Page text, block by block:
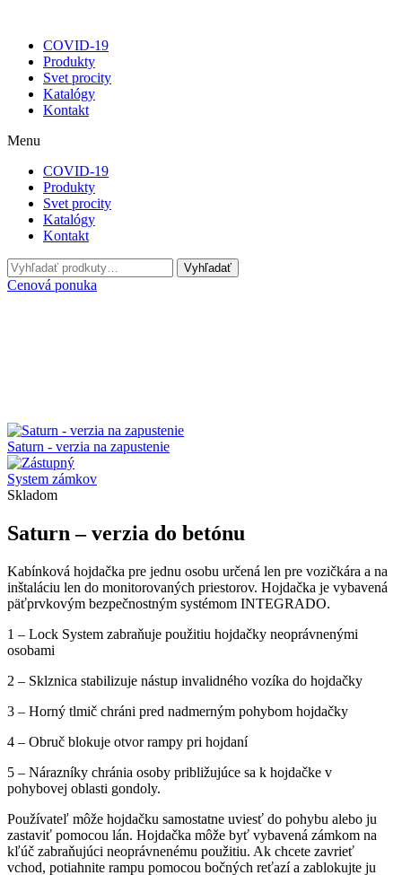
COVID-19
Produkty
Svet procity
Katalógy
Kontakt
Menu
COVID-19
Produkty
Svet procity
Katalógy
Kontakt
Hľadať:
Vyhľadať
Cenová ponuka
Saturn - verzia na zapustenie
System zámkov
Skladom
Saturn – verzia do betónu
Kabínková hojdačka pre jednu osobu určená len pre vozičkára a na
inštaláciu len do monitorovaných priestorov. Hojdačka je vybavená
päťprvkovým bezpečnostným systémom INTEGRADO.
1 – Lock System zabraňuje použitiu hojdačky neoprávnenými
osobami
2 – Sklznica stabilizuje nástup invalidného vozíka do hojdačky
3 – Horný tlmič chráni pred nadmerným pohybom hojdačky
4 – Obruč blokuje otvor rampy pri hojdaní
5 – Nárazníky chránia osoby približujúce sa k hojdačke v
pohybovej oblasti gondoly.
Používateľ môže hojdačku samostatne uviesť do pohybu alebo ju
zastaviť pomocou lán. Hojdačka môže byť vybavená zámkom na
kľúč zabraňujúci neoprávnenému použitiu. Ak chcete zavrieť
vchod, potiahnite rampu pomocou bočných reťazí a zablokujte ju